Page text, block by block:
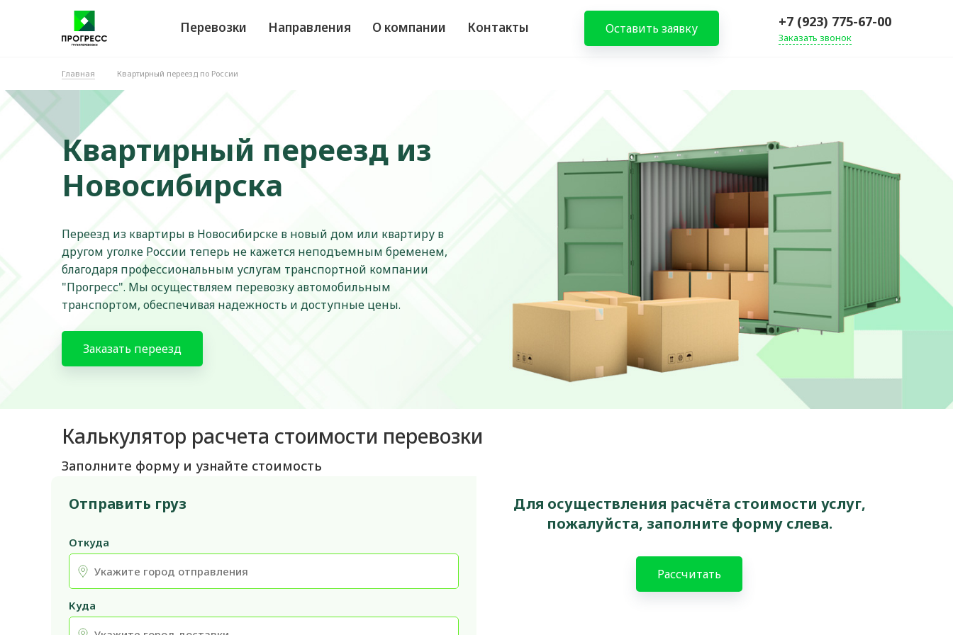
Перевозки Направления О компании Контакты Оставить заявку +7 (923) 775-67-00
Заказать звонок
Главная Квартирный переезд по России
Квартирный переезд из
Новосибирска
Переезд из квартиры в Новосибирске в новый дом или квартиру в
другом уголке России теперь не кажется неподъемным бременем,
благодаря профессиональным услугам транспортной компании
"Прогресс". Мы осуществляем перевозку автомобильным
транспортом, обеспечивая надежность и доступные цены.
Заказать переезд
Калькулятор расчета стоимости перевозки
Заполните форму и узнайте стоимость
Отправить груз
Откуда
Куда
Для осуществления расчёта стоимости услуг,
пожалуйста, заполните форму слева.
Рассчитать